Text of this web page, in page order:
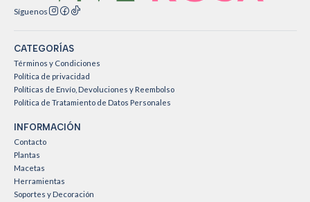
Síguenos
CATEGORÍAS
Términos y Condiciones
Política de privacidad
Políticas de Envío, Devoluciones y Reembolso
Política de Tratamiento de Datos Personales
INFORMACIÓN
Contacto
Plantas
Macetas
Herramientas
Soportes y Decoración